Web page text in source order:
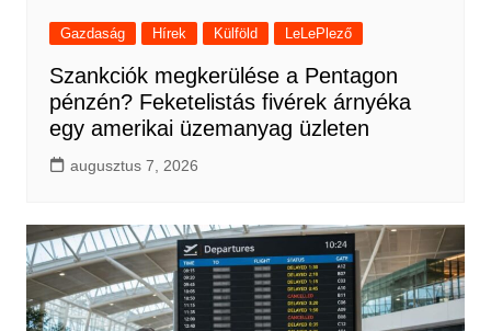
Gazdaság Hírek Külföld LeLePlező
Szankciók megkerülése a Pentagon
pénzén? Feketelistás fivérek árnyéka
egy amerikai üzemanyag üzleten
augusztus 7, 2026